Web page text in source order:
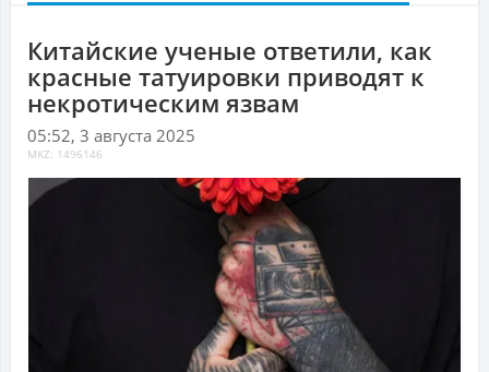
Китайские ученые ответили, как
красные татуировки приводят к
некротическим язвам
05:52, 3 августа 2025
MKZ: 1496146